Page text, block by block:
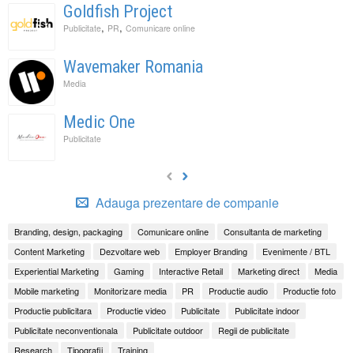
Goldfish Project
Publicitate, PR, Comunicare online
Wavemaker Romania
Media
Medic One
Publicitate
Adauga prezentare de companie
Branding, design, packaging Comunicare online
Consultanta de marketing
Content Marketing
Dezvoltare web Employer Branding
Evenimente / BTL
Experiential Marketing
Gaming Interactive Retail Marketing direct
Media
Mobile marketing
Monitorizare media PR Productie audio
Productie foto
Productie publicitara
Productie video Publicitate
Publicitate indoor
Publicitate neconventionala
Publicitate outdoor
Regii de publicitate
Research
Tipografii Training